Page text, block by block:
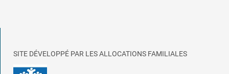
SITE DÉVELOPPÉ PAR LES ALLOCATIONS FAMILIALES